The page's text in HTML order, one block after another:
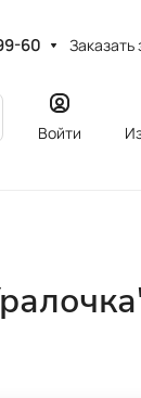
60 Заказать
Войти